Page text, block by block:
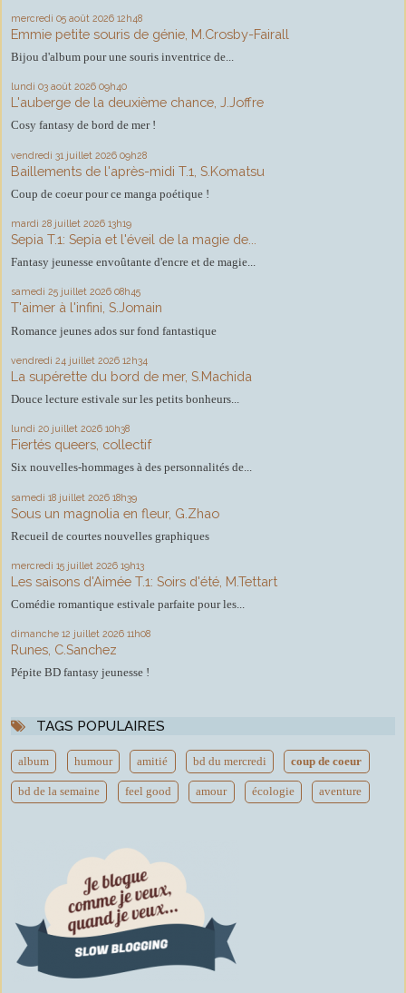
mercredi 05 août 2026 12h48
Emmie petite souris de génie, M.Crosby-Fairall
Bijou d'album pour une souris inventrice de...
lundi 03 août 2026 09h40
L'auberge de la deuxième chance, J.Joffre
Cosy fantasy de bord de mer !
vendredi 31 juillet 2026 09h28
Baillements de l'après-midi T.1, S.Komatsu
Coup de coeur pour ce manga poétique !
mardi 28 juillet 2026 13h19
Sepia T.1: Sepia et l'éveil de la magie de...
Fantasy jeunesse envoûtante d'encre et de magie...
samedi 25 juillet 2026 08h45
T'aimer à l'infini, S.Jomain
Romance jeunes ados sur fond fantastique
vendredi 24 juillet 2026 12h34
La supérette du bord de mer, S.Machida
Douce lecture estivale sur les petits bonheurs...
lundi 20 juillet 2026 10h38
Fiertés queers, collectif
Six nouvelles-hommages à des personnalités de...
samedi 18 juillet 2026 18h39
Sous un magnolia en fleur, G.Zhao
Recueil de courtes nouvelles graphiques
mercredi 15 juillet 2026 19h13
Les saisons d'Aimée T.1: Soirs d'été, M.Tettart
Comédie romantique estivale parfaite pour les...
dimanche 12 juillet 2026 11h08
Runes, C.Sanchez
Pépite BD fantasy jeunesse !
TAGS POPULAIRES
album humour amitié bd du mercredi coup de coeur
bd de la semaine feel good amour écologie aventure